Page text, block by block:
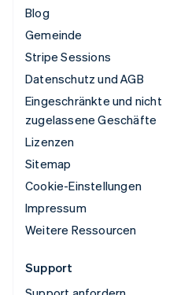
Blog
Gemeinde
Stripe Sessions
Datenschutz und AGB
Eingeschränkte und nicht
zugelassene Geschäfte
Lizenzen
Sitemap
Cookie-Einstellungen
Impressum
Weitere Ressourcen
Support